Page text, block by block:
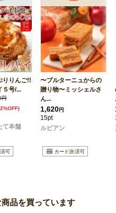
りんご!!
５号/...
円
て本舗
〜ブルターニュからの
贈り物〜ミッシェルさ
ん...
1,620円
15pt
ルビアン
品を買っています